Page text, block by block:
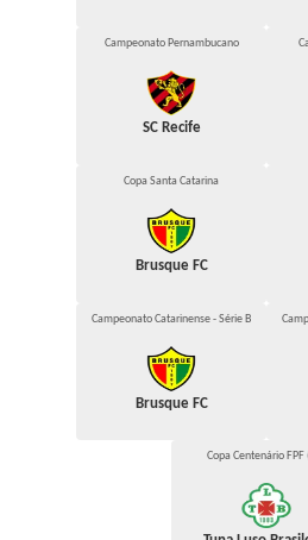
Campeonato Pernambucano
SC Recife
Copa Santa Catarina
Brusque FC
Campeonato Catarinense - Série B
Brusque FC
Copa Centenário FPF